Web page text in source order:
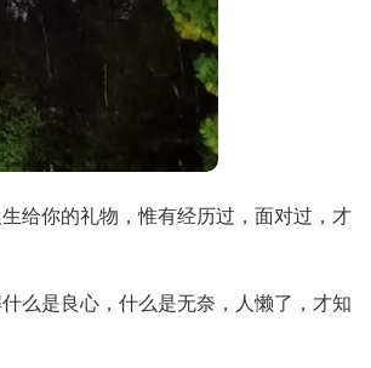
给你的礼物，惟有经历过，面对过，才
么是良心，什么是无奈，人懒了，才知